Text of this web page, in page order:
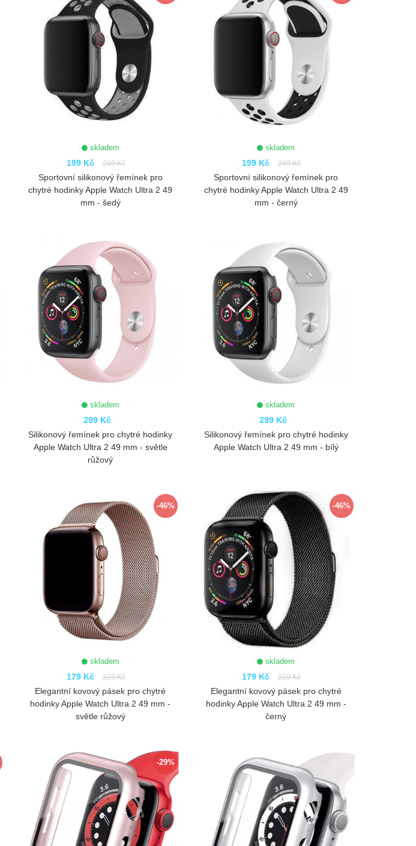
skladem
199 Kč 249 Kč
ZOBRAZIT
Sportovní silikonový řemínek pro
chytré hodinky Apple Watch Ultra 2 49
mm - šedý
skladem
199 Kč 249 Kč
Sportovní silikonový řemínek pro
chytré hodinky Apple Watch Ultra 2 49
mm - černý
skladem
299 Kč
Silikonový řemínek pro chytré hodinky
Apple Watch Ultra 2 49 mm - světle
růžový
skladem
299 Kč
ZOBRAZIT
Silikonový řemínek pro chytré hodinky
Apple Watch Ultra 2 49 mm - bílý
-46%
skladem
179 Kč 329 Kč
ZOBRAZIT
Elegantní kovový pásek pro chytré
hodinky Apple Watch Ultra 2 49 mm -
světle růžový
-46%
skladem
179 Kč 329 Kč
Elegantní kovový pásek pro chytré
hodinky Apple Watch Ultra 2 49 mm -
černý
-29%